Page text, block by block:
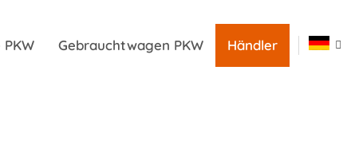
Gebrauchtwagen PKW Händler